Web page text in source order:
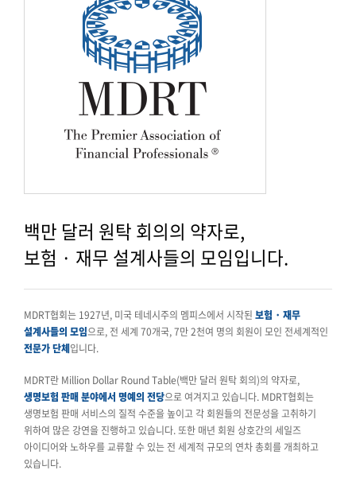
백만 달러 원탁 회의의 약자로,
보험 · 재무 설계사들의 모임입니다.
MDRT협회는 1927년, 미국 테네시주의 멤피스에서 시작된 보험 · 재무
설계사들의 모임으로, 전 세계 70개국, 7만 2천여 명의 회원이 모인 전세계적인
전문가 단체입니다.
MDRT란 Million Dollar Round Table(백만 달러 원탁 회의)의 약자로,
생명보험 판매 분야에서 명예의 전당으로 여겨지고 있습니다. MDRT협회는
생명보험 판매 서비스의 질적 수준을 높이고 각 회원들의 전문성을 고취하기
위하여 많은 강연을 진행하고 있습니다. 또한 매년 회원 상호간의 세일즈
아이디어와 노하우를 교류할 수 있는 전 세계적 규모의 연차 총회를 개최하고
있습니다.